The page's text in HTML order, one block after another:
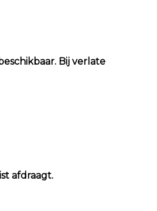
Bij verlate
afdraagt.